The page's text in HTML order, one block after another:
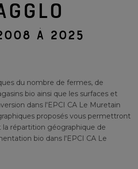
À 2025
du nombre de fermes, de
bio ainsi que les surfaces et
dans l'EPCI CA Le Muretain
proposés vous permettront
répartition géographique de
bio dans l'EPCI CA Le